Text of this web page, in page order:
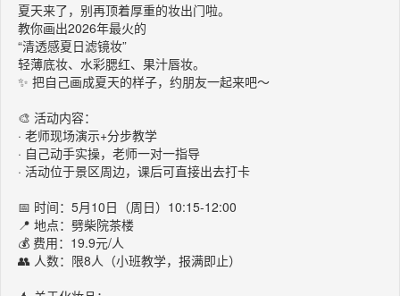
夏天来了，别再顶着厚重的妆出门啦。
教你画出2026年最火的
“清透感夏日滤镜妆”
轻薄底妆、水彩腮红、果汁唇妆。
✨ 把自己画成夏天的样子，约朋友一起来吧～
🎨 活动内容：
· 老师现场演示+分步教学
· 自己动手实操，老师一对一指导
· 活动位于景区周边，课后可直接出去打卡
📅 时间：5月10日（周日）10:15-12:00
📍 地点：劈柴院茶楼
💰 费用：19.9元/人
👥 人数：限8人（小班教学，报满即止）